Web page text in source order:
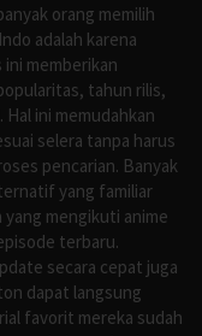
orang memilih
adalah karena
memberikan
tahun rilis,
ini memudahkan
selera tanpa harus
pencarian. Banyak
yang familiar
mengikuti anime
terbaru.
secara cepat juga
dapat langsung
favorit mereka sudah